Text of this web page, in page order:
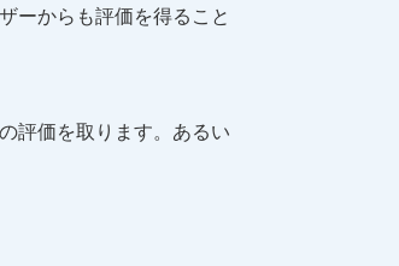
ーからも評価を得ること
評価を取ります。あるい